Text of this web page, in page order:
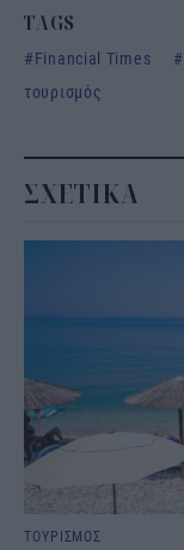
TAGS
Financial Times
τουρισμός
ΣΧΕΤΙΚΑ
ΤΟΥΡΙΣΜΟΣ